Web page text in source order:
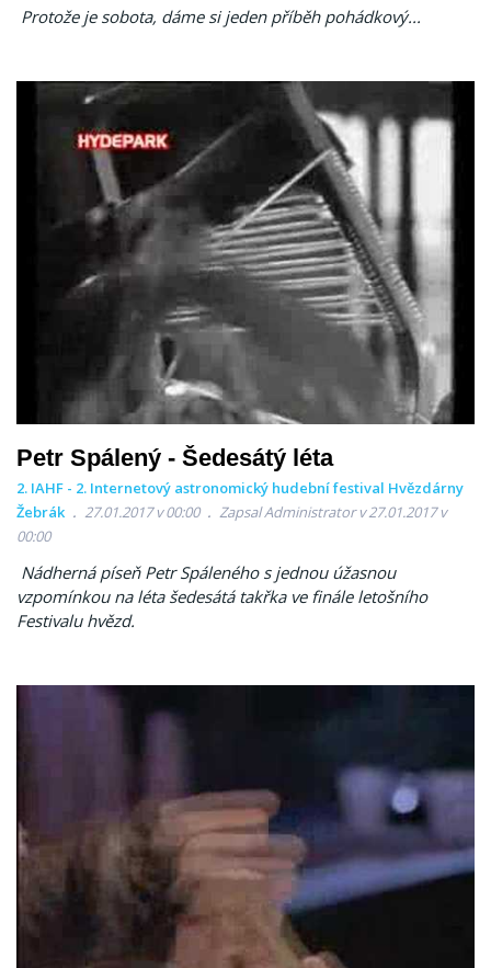
Protože je sobota, dáme si jeden příběh pohádkový...
Petr Spálený - Šedesátý léta
2. IAHF - 2. Internetový astronomický hudební festival Hvězdárny
Žebrák
27.01.2017 v 00:00
Zapsal Administrator v 27.01.2017 v
00:00
Nádherná píseň Petr Spáleného s jednou úžasnou
vzpomínkou na léta šedesátá takřka ve finále letošního
Festivalu hvězd.